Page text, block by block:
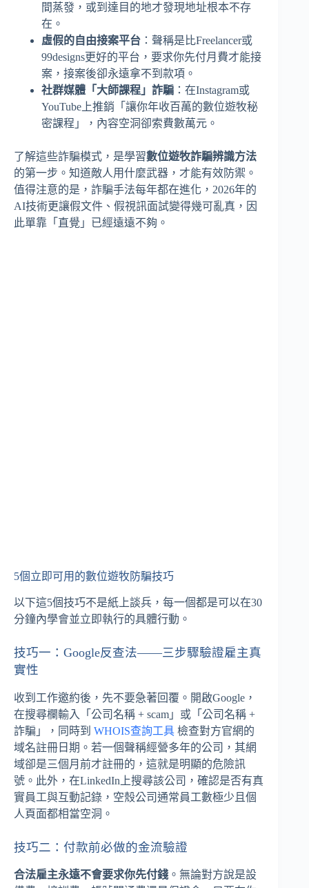
間蒸發，或到達目的地才發現地址根本不存
在。
虛假的自由接案平台 ：聲稱是比Freelancer或
99designs更好的平台，要求你先付月費才能接
案，接案後卻永遠拿不到款項。
社群媒體「大師課程」詐騙 ：在Instagram或
YouTube上推銷「讓你年收百萬的數位遊牧秘
密課程」，內容空洞卻索費數萬元。
了解這些詐騙模式，是學習數位遊牧詐騙辨識方法
的第一步。知道敵人用什麼武器，才能有效防禦。
值得注意的是，詐騙手法每年都在進化，2026年的
AI技術更讓假文件、假視訊面試變得幾可亂真，因
此單靠「直覺」已經遠遠不夠。
5個立即可用的數位遊牧防騙技巧
以下這5個技巧不是紙上談兵，每一個都是可以在30
分鐘內學會並立即執行的具體行動。
技巧一：Google反查法——三步驟驗證雇主真
實性
收到工作邀約後，先不要急著回覆。開啟Google，
在搜尋欄輸入「公司名稱 + scam」或「公司名稱 +
詐騙」，同時到 WHOIS查詢工具 檢查對方官網的
域名註冊日期。若一個聲稱經營多年的公司，其網
域卻是三個月前才註冊的，這就是明顯的危險訊
號。此外，在LinkedIn上搜尋該公司，確認是否有真
實員工與互動記錄，空殼公司通常員工數極少且個
人頁面都相當空洞。
技巧二：付款前必做的金流驗證
合法雇主永遠不會要求你先付錢 。無論對方說是設